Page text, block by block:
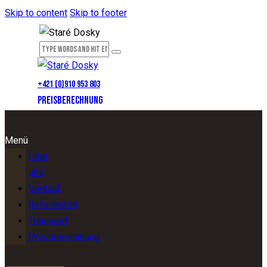
Skip to content Skip to footer
+421 (0)910 953 803
PREISBERECHNUNG
Menü
Über
uns
Verkauf
Referenzen
Transport
Preisberechnung